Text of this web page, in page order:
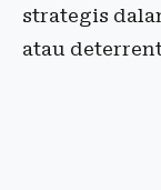
strategis
atau